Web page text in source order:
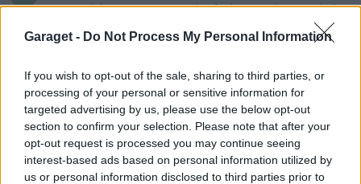
Garaget - Do Not Process My Personal Information
If you wish to opt-out of the sale, sharing to third parties, or
processing of your personal or sensitive information for
targeted advertising by us, please use the below opt-out
section to confirm your selection. Please note that after your
opt-out request is processed you may continue seeing
interest-based ads based on personal information utilized by
us or personal information disclosed to third parties prior to
Senaste inlägget avJeppegaming fredag 00:53iMotorteknik
Volvo Amazon 1965 85 svar
Senaste inlägget avtomhjort för 15 timmar sedan iProjekt
A90 Supra 387 svar
Senaste inlägget avRikard_Persson för 17 timmar sedan
Projekt